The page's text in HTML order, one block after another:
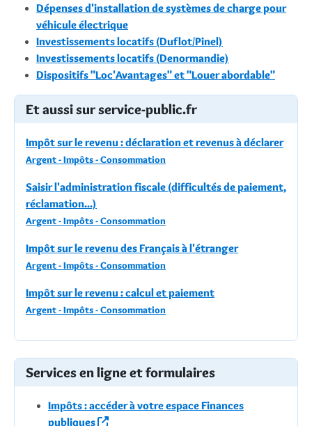
Dépenses d'installation de systèmes de charge pour
véhicule électrique
Investissements locatifs (Duflot/Pinel)
Investissements locatifs (Denormandie)
Dispositifs "Loc'Avantages" et "Louer abordable"
Et aussi sur service-public.fr
Impôt sur le revenu : déclaration et revenus à déclarer
Argent - Impôts - Consommation
Saisir l'administration fiscale (difficultés de paiement,
réclamation...)
Argent - Impôts - Consommation
Impôt sur le revenu des Français à l'étranger
Argent - Impôts - Consommation
Impôt sur le revenu : calcul et paiement
Argent - Impôts - Consommation
Services en ligne et formulaires
Impôts : accéder à votre espace Finances
publiques